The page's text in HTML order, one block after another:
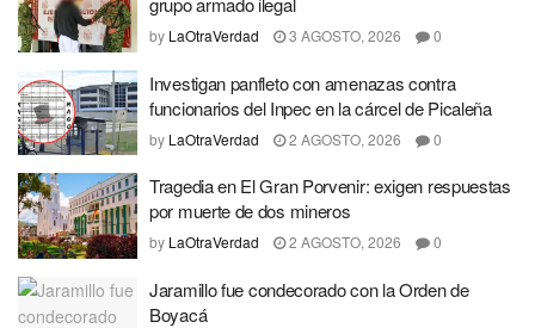
by LaOtraVerdad 3 AGOSTO, 2026 0
Investigan panfleto con amenazas contra
funcionarios del Inpec en la cárcel de Picaleña
by LaOtraVerdad 2 AGOSTO, 2026 0
Tragedia en El Gran Porvenir: exigen respuestas
por muerte de dos mineros
by LaOtraVerdad 2 AGOSTO, 2026 0
Jaramillo fue condecorado con la Orden de
Boyacá